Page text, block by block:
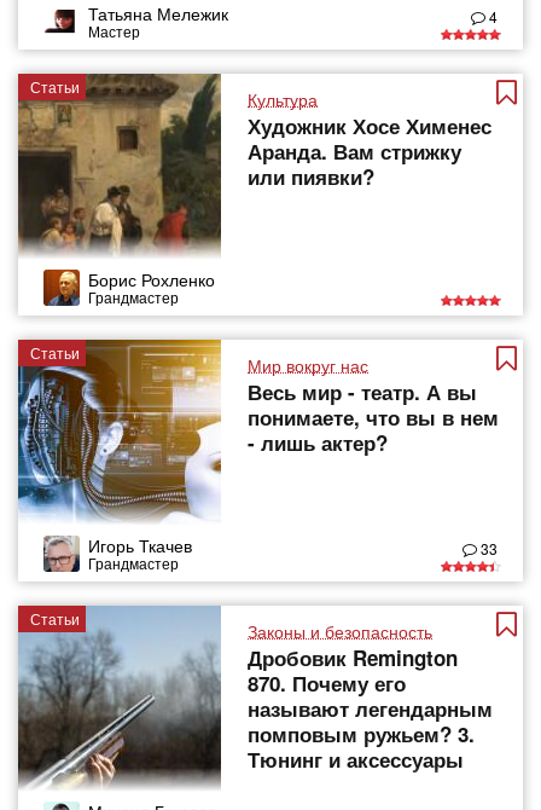
Татьяна Мележик
Мастер
4
Статьи
Культура
Художник Хосе Хименес
Аранда. Вам стрижку
или пиявки?
Борис Рохленко
Грандмастер
Статьи
Мир вокруг нас
Весь мир - театр. А вы
понимаете, что вы в нем
- лишь актер?
Игорь Ткачев
Грандмастер
33
Статьи
Законы и безопасность
Дробовик Remington
870. Почему его
называют легендарным
помповым ружьем? 3.
Тюнинг и аксессуары